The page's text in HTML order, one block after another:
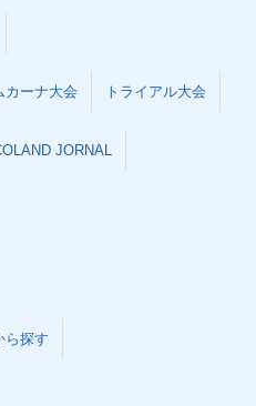
カーナ大会 トライアル大会
JORNAL
ら探す